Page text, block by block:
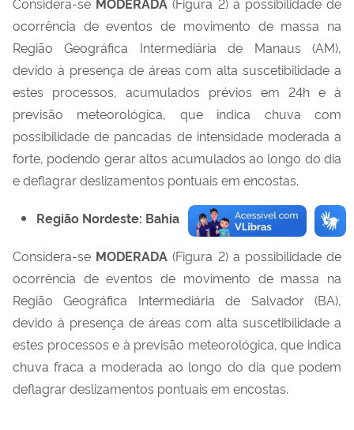
ocorrência de eventos de movimento de massa na
Região Geográfica Intermediária de Manaus (AM),
devido à presença de áreas com alta suscetibilidade a
estes processos, acumulados prévios em 24h e à
previsão meteorológica, que indica chuva com
possibilidade de pancadas de intensidade moderada a
forte, podendo gerar altos acumulados ao longo do dia
e deflagrar deslizamentos pontuais em encostas.
Região Nordeste: Bahia
Considera-se MODERADA (Figura 2) a possibilidade de
ocorrência de eventos de movimento de massa na
Região Geográfica Intermediária de Salvador (BA),
devido à presença de áreas com alta suscetibilidade a
estes processos e à previsão meteorológica, que indica
chuva fraca a moderada ao longo do dia que podem
deflagrar deslizamentos pontuais em encostas.